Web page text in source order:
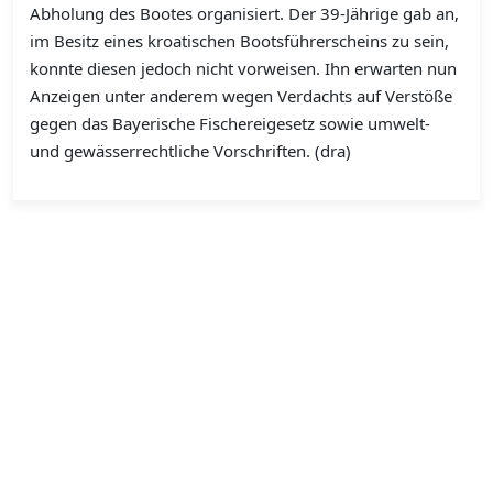
Abholung des Bootes organisiert. Der 39-Jährige gab an,
im Besitz eines kroatischen Bootsführerscheins zu sein,
konnte diesen jedoch nicht vorweisen. Ihn erwarten nun
Anzeigen unter anderem wegen Verdachts auf Verstöße
gegen das Bayerische Fischereigesetz sowie umwelt-
und gewässerrechtliche Vorschriften. (dra)